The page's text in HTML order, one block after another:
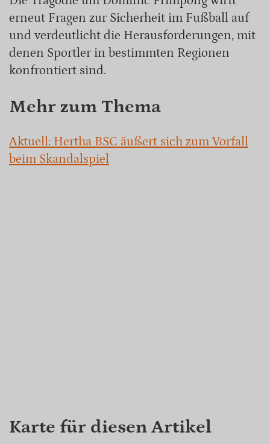
erneut Fragen zur Sicherheit im Fußball auf
und verdeutlicht die Herausforderungen, mit
denen Sportler in bestimmten Regionen
konfrontiert sind.
Mehr zum Thema
Aktuell: Hertha BSC äußert sich zum Vorfall
beim Skandalspiel
Karte für diesen Artikel